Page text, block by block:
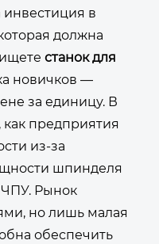
инвестиция в
должна
станок для
новичков —
за единицу. В
предприятия
из-за
шпинделя
Рынок
но лишь малая
обеспечить